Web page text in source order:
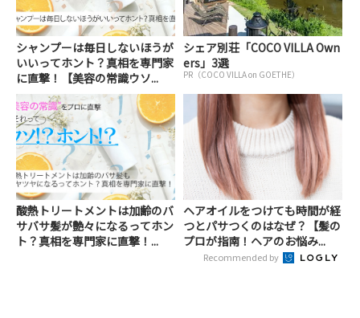
シャンプーは毎日しないほうが
いいってホント？真相を専門家
に直撃！【美容の常識ウソ...
シェア別荘「COCO VILLA Own
ers」3選
PR（COCO VILLA on GOETHE）
酸熱トリートメントは加齢のバ
サバサ髪が艶々になるってホン
ト？真相を専門家に直撃！...
ヘアオイルをつけても時間が経
つとパサつくのはなぜ？【髪の
プロが指南！ヘアのお悩み...
Recommended by